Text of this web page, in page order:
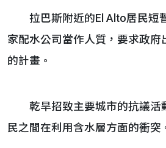
拉巴斯附近的El Alto居民短
家配水公司當作人質，要求政府
的計畫。
乾旱招致主要城市的抗議活
民之間在利用含水層方面的衝突